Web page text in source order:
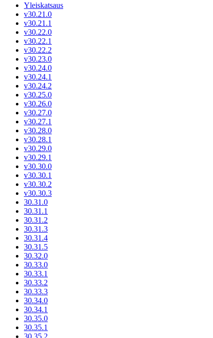
Yleiskatsaus
v30.21.0
v30.21.1
v30.22.0
v30.22.1
v30.22.2
v30.23.0
v30.24.0
v30.24.1
v30.24.2
v30.25.0
v30.26.0
v30.27.0
v30.27.1
v30.28.0
v30.28.1
v30.29.0
v30.29.1
v30.30.0
v30.30.1
v30.30.2
v30.30.3
30.31.0
30.31.1
30.31.2
30.31.3
30.31.4
30.31.5
30.32.0
30.33.0
30.33.1
30.33.2
30.33.3
30.34.0
30.34.1
30.35.0
30.35.1
30.35.2